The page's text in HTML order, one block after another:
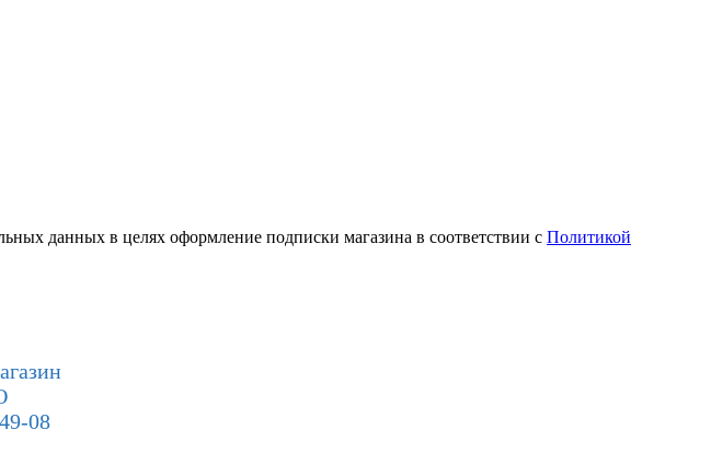
данных в целях оформление подписки магазина в соответствии с Политикой
08